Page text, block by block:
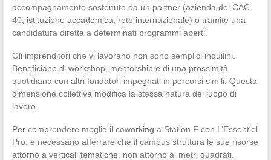
accompagnamento sostenuto da un partner (azienda del CAC
40, istituzione accademica, rete internazionale) o tramite una
candidatura diretta a determinati programmi aperti.
Gli imprenditori che vi lavorano non sono semplici inquilini.
Beneficiano di workshop, mentorship e di una prossimità
quotidiana con altri fondatori impegnati in percorsi simili. Questa
dimensione collettiva modifica la stessa natura del luogo di
lavoro.
Per comprendere meglio il coworking a Station F con L’Essentiel
Pro, è necessario afferrare che il campus struttura le sue risorse
attorno a verticali tematiche, non attorno ai metri quadrati.